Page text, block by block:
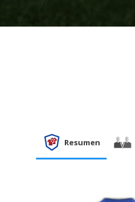
Resumen